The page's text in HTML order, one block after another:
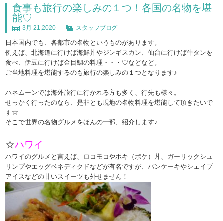
食事も旅行の楽しみの１つ！各国の名物を堪
能♡
3月 21,2020 スタッフブログ
日本国内でも、各都市の名物というものがあります。
例えば、北海道に行けば海鮮丼やジンギスカン、仙台に行けば牛タンを
食べ、伊豆に行けば金目鯛の料理・・・♡などなど。
ご当地料理を堪能するのも旅行の楽しみの１つとなります♪
ハネムーンでは海外旅行に行かれる方も多く、行先も様々。
せっかく行ったのなら、是非とも現地の名物料理を堪能して頂きたいで
す☆
そこで世界の名物グルメをほんの一部、紹介します♪
☆ハワイ
ハワイのグルメと言えば、ロコモコやポキ（ポケ）丼、ガーリックシュ
リンプやエッグベネディクドなどが有名ですが、パンケーキやシェイブ
アイスなどの甘いスイーツも外せません！